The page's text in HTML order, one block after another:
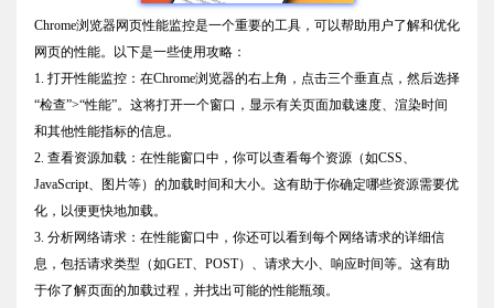
Chrome浏览器网页性能监控是一个重要的工具，可以帮助用户了解和优化
网页的性能。以下是一些使用攻略：
1. 打开性能监控：在Chrome浏览器的右上角，点击三个垂直点，然后选择
“检查”>“性能”。这将打开一个窗口，显示有关页面加载速度、渲染时间
和其他性能指标的信息。
2. 查看资源加载：在性能窗口中，你可以查看每个资源（如CSS、
JavaScript、图片等）的加载时间和大小。这有助于你确定哪些资源需要优
化，以便更快地加载。
3. 分析网络请求：在性能窗口中，你还可以看到每个网络请求的详细信
息，包括请求类型（如GET、POST）、请求大小、响应时间等。这有助
于你了解页面的加载过程，并找出可能的性能瓶颈。